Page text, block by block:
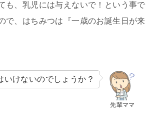
も、乳児には与えないで！という事で
で、はちみつは『一歳のお誕生日が来
先輩ママ
いけないのでしょうか？